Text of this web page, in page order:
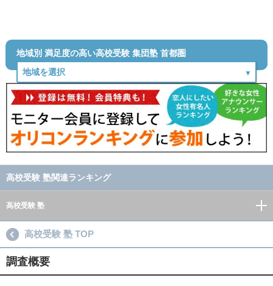
地域別 満足度の高い高校受験 集団塾 首都圏
高校受験 塾関連ランキング
高校受験 塾
高校受験 塾 TOP
調査概要